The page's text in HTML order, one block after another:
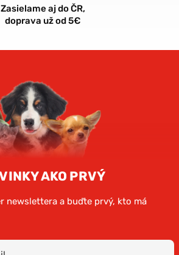
Zasielame aj do ČR,
doprava už od 5€
AKO PRVÝ
newslettera a buďte prvý, kto má